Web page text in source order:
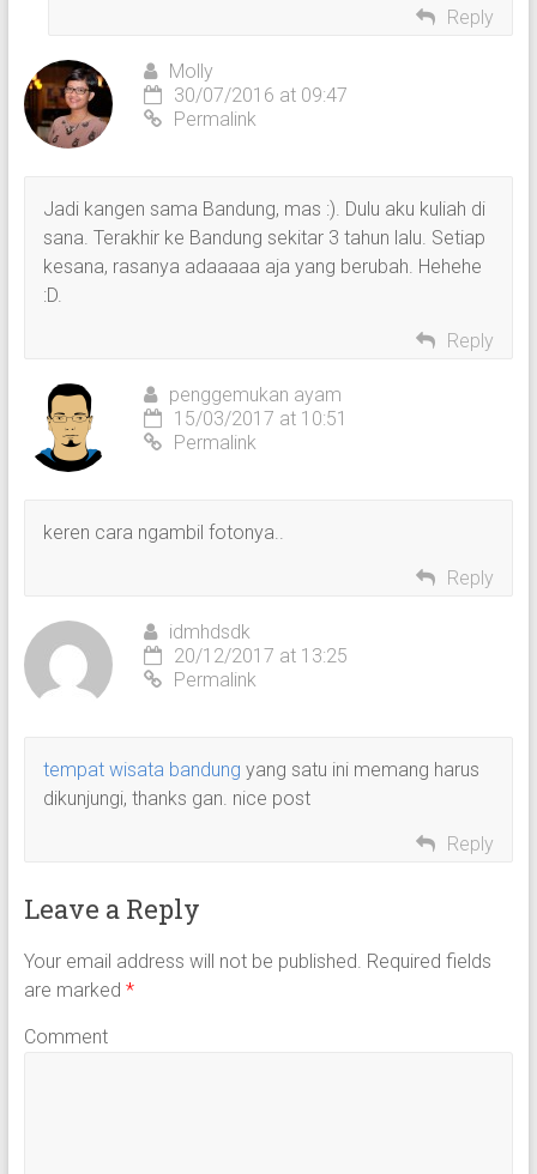
Reply
Molly
30/07/2016 at 09:47
Permalink
Jadi kangen sama Bandung, mas :). Dulu aku kuliah di
sana. Terakhir ke Bandung sekitar 3 tahun lalu. Setiap
kesana, rasanya adaaaaa aja yang berubah. Hehehe
:D.
Reply
penggemukan ayam
15/03/2017 at 10:51
Permalink
keren cara ngambil fotonya..
Reply
idmhdsdk
20/12/2017 at 13:25
Permalink
tempat wisata bandung yang satu ini memang harus
dikunjungi, thanks gan. nice post
Reply
Leave a Reply
Your email address will not be published. Required fields
are marked *
Comment